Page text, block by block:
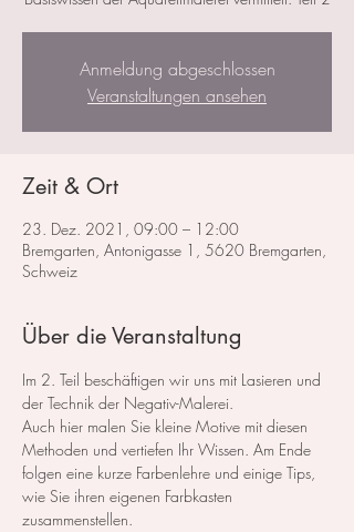
Anmeldung abgeschlossen
Veranstaltungen ansehen
Zeit & Ort
23. Dez. 2021, 09:00 – 12:00
Bremgarten, Antonigasse 1, 5620 Bremgarten,
Schweiz
Über die Veranstaltung
Im 2. Teil beschäftigen wir uns mit Lasieren und
der Technik der Negativ-Malerei.
Auch hier malen Sie kleine Motive mit diesen
Methoden und vertiefen Ihr Wissen. Am Ende
folgen eine kurze Farbenlehre und einige Tips,
wie Sie ihren eigenen Farbkasten
zusammenstellen.